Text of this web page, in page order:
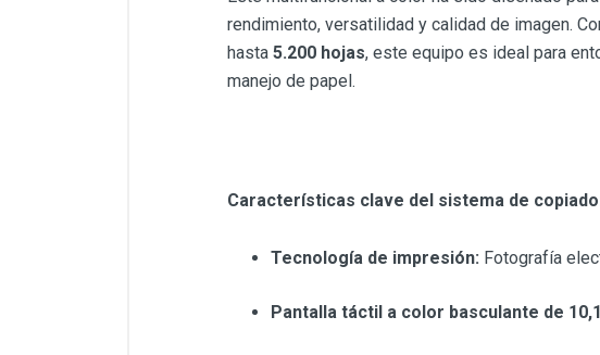
rendimiento, versatilidad y calidad de imagen.
hasta 5.200 hojas, este equipo es ideal para
manejo de papel.
Características clave del sistema de
Tecnología de impresión: Fotografía
Pantalla táctil a color basculante de